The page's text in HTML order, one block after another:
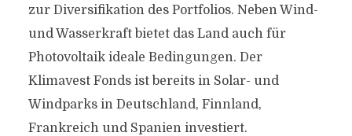
zur Diversifikation des Portfolios. Neben Wind-
und Wasserkraft bietet das Land auch für
Photovoltaik ideale Bedingungen. Der
Klimavest Fonds ist bereits in Solar- und
Windparks in Deutschland, Finnland,
Frankreich und Spanien investiert.